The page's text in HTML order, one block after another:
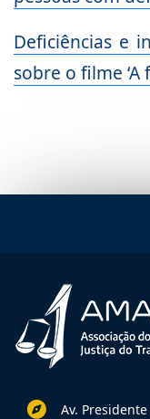
Deficiências e
sobre o filme ‘A
Av.